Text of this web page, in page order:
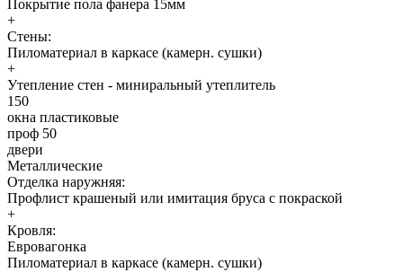
Покрытие пола фанера 15мм
+
Стены:
Пиломатериал в каркасе (камерн. сушки)
+
Утепление стен - миниральный утеплитель
150
окна пластиковые
проф 50
двери
Металлические
Отделка наружняя:
Профлист крашеный или имитация бруса с покраской
+
Кровля:
Евровагонка
Пиломатериал в каркасе (камерн. сушки)